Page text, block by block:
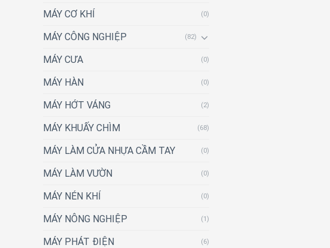
MÁY CƠ KHÍ (0)
MÁY CÔNG NGHIỆP (82)
MÁY CƯA (0)
MÁY HÀN (0)
MÁY HỚT VÁNG (2)
MÁY KHUẤY CHÌM (68)
MÁY LÀM CỬA NHỰA CẦM TAY (0)
MÁY LÀM VƯỜN (0)
MÁY NÉN KHÍ (0)
MÁY NÔNG NGHIỆP (1)
MÁY PHÁT ĐIỆN (6)